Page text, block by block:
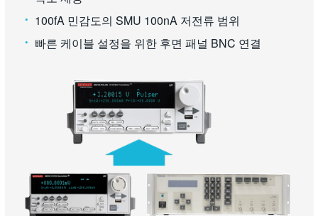
100fA 민감도의 SMU 100nA 저전류 범위
빠른 케이블 설정을 위한 후면 패널 BNC 연결